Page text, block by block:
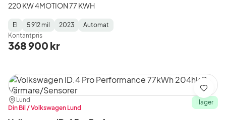
220 KW 4MOTION 77 KWH
Fuel
Type:
El
Mätarställning:
5 912 mil
Model
Year:
2023
Gearbox
Type:
Automat
Kontantpris
368 900 kr
Plats:
Lund
Återförsäljare:
Din Bil / Volkswagen Lund
I lager
Spara